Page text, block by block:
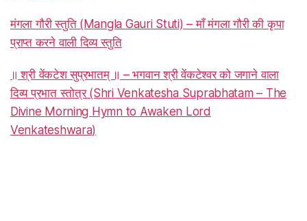
मंगला गौरी स्तुति (Mangla Gauri Stuti) – माँ मंगला गौरी की कृपा
प्राप्त करने वाली दिव्य स्तुति
॥ श्री वेंकटेश सुप्रभातम् ॥ – भगवान श्री वेंकटेश्वर को जगाने वाला
दिव्य प्रभात स्तोत्र (Shri Venkatesha Suprabhatam – The
Divine Morning Hymn to Awaken Lord
Venkateshwara)